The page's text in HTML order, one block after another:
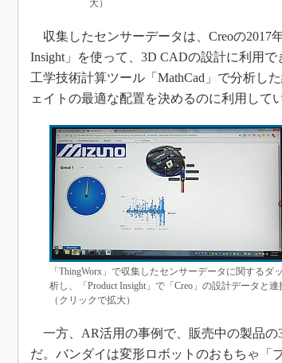
大）
収集したセンサーデータは、Creoの2017
Insight」を使って、3D CADの設計に利用
工学技術計算ツール「MathCad」で分析し
ェイトの最適な配置を決めるのに利用してい
「ThingWorx」で収集したセンサーデータに関する
析し、「Product Insight」で「Creo」の設計データと
（クリックで拡大）
一方、AR活用の事例で、販売中の製品の
だ。バンダイは変形ロボットのおもちゃ「